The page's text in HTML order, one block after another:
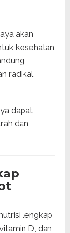
akan
kesehatan
radikal
dapat
dan
lengkap
D, dan